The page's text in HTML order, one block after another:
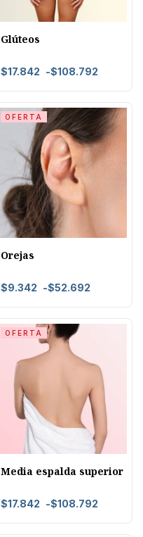
Glúteos
$17.842 -$108.792
OFERTA
Orejas
$9.342 -$52.692
OFERTA
Media espalda superior
$17.842 -$108.792